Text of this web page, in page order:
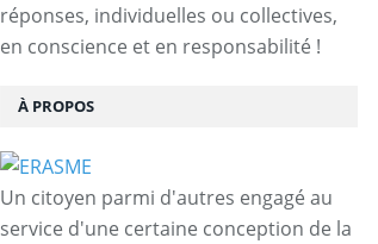
réponses, individuelles ou collectives,
en conscience et en responsabilité !
À PROPOS
Un citoyen parmi d'autres engagé au
service d'une certaine conception de la